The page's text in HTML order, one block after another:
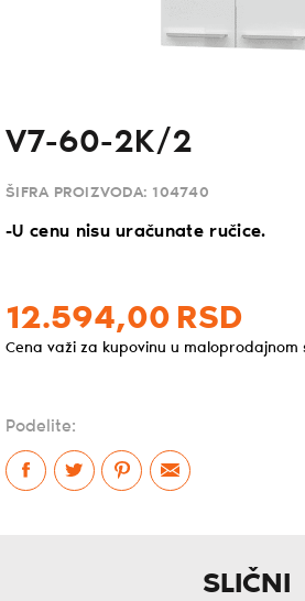
V7-60-2K/2
ŠIFRA PROIZVODA: 104740
-U cenu nisu uračunate ručice.
12.594,00 RSD
Cena važi za kupovinu u maloprodajnom
Podelite:
SLIČNI